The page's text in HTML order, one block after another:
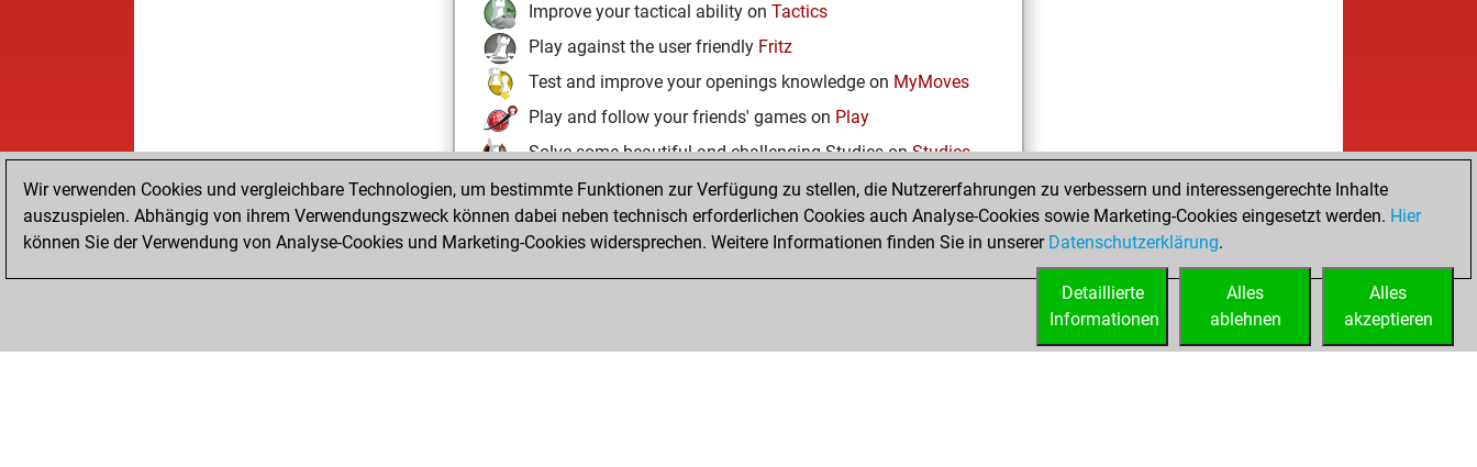
Improve your tactical ability on Tactics
Play against the user friendly Fritz
Test and improve your openings knowledge on MyMoves
Play and follow your friends' games on Play
Solve some beautiful and challenging Studies onStudies
Wir verwenden Cookies und vergleichbare Technologien, um bestimmte Funktionen zur Verfügung zu stellen, die Nutzererfahrungen zu verbessern und interessengerechte Inhalte
auszuspielen. Abhängig von ihrem Verwendungszweck können dabei neben technisch erforderlichen Cookies auch Analyse-Cookies sowie Marketing-Cookies eingesetzt werden. Hier
können Sie der Verwendung von Analyse-Cookies und Marketing-Cookies widersprechen. Weitere Informationen finden Sie in unserer Datenschutzerklärung.
Alles
akzeptieren
Alles
ablehnen
Detaillierte
Informationen